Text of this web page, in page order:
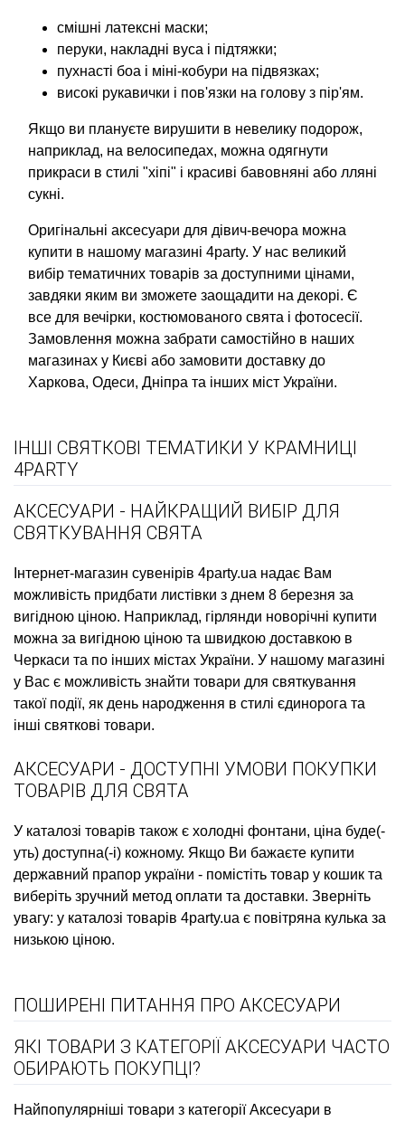
смішні латексні маски;
перуки, накладні вуса і підтяжки;
пухнасті боа і міні-кобури на підвязках;
високі рукавички і пов'язки на голову з пір'ям.
Якщо ви плануєте вирушити в невелику подорож,
наприклад, на велосипедах, можна одягнути
прикраси в стилі "хіпі" і красиві бавовняні або лляні
сукні.
Оригінальні аксесуари для дівич-вечора можна
купити в нашому магазині 4party. У нас великий
вибір тематичних товарів за доступними цінами,
завдяки яким ви зможете заощадити на декорі. Є
все для вечірки, костюмованого свята і фотосесії.
Замовлення можна забрати самостійно в наших
магазинах у Києві або замовити доставку до
Харкова, Одеси, Дніпра та інших міст України.
ІНШІ СВЯТКОВІ ТЕМАТИКИ У КРАМНИЦІ
4PARTY
АКСЕСУАРИ - НАЙКРАЩИЙ ВИБІР ДЛЯ
СВЯТКУВАННЯ СВЯТА
Інтернет-магазин сувенірів 4party.ua надає Вам
можливість придбати листівки з днем 8 березня за
вигідною ціною. Наприклад, гірлянди новорічні купити
можна за вигідною ціною та швидкою доставкою в
Черкаси та по інших містах України. У нашому магазині
у Вас є можливість знайти товари для святкування
такої події, як день народження в стилі єдинорога та
інші святкові товари.
АКСЕСУАРИ - ДОСТУПНІ УМОВИ ПОКУПКИ
ТОВАРІВ ДЛЯ СВЯТА
У каталозі товарів також є холодні фонтани, ціна буде(-
уть) доступна(-і) кожному. Якщо Ви бажаєте купити
державний прапор україни - помістіть товар у кошик та
виберіть зручний метод оплати та доставки. Зверніть
увагу: у каталозі товарів 4party.ua є повітряна кулька за
низькою ціною.
ПОШИРЕНІ ПИТАННЯ ПРО АКСЕСУАРИ
ЯКІ ТОВАРИ З КАТЕГОРІЇ АКСЕСУАРИ ЧАСТО
ОБИРАЮТЬ ПОКУПЦІ?
Найпопулярніші товари з категорії Аксесуари в